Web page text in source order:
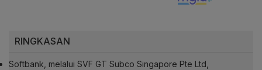
RINGKASAN
Softbank, melalui SVF GT Subco Singapore Pte Ltd,